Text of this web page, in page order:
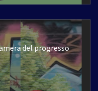
del progresso